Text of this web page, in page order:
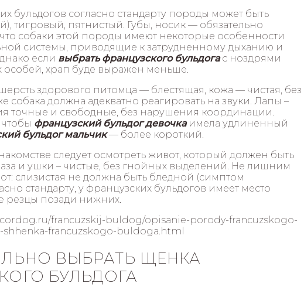
бульдогов согласно стандарту породы может быть
тигровый, пятнистый. Губы, носик — обязательно
собаки этой породы имеют некоторые особенности
системы, приводящие к затрудненному дыханию и
если выбрать французского бульдогас ноздрями
особей, храп буде выражен меньше.
здорового питомца — блестящая, кожа — чистая, без
собака должна адекватно реагировать на звуки. Лапы –
точные и свободные, без нарушения координации.
французский бульдог девочкаимела удлиненный
бульдог мальчик — более короткий.
следует осмотреть живот, который должен быть
и ушки – чистые, без гнойных выделений. Не лишним
слизистая не должна быть бледной (симптом
стандарту, у французских бульдогов имеет место
резцы позади нижних.
francuzskij-buldog/opisanie-porody-francuzskogo-
francuzskogo-buldoga.html
ВЫБРАТЬ ЩЕНКА
БУЛЬДОГА